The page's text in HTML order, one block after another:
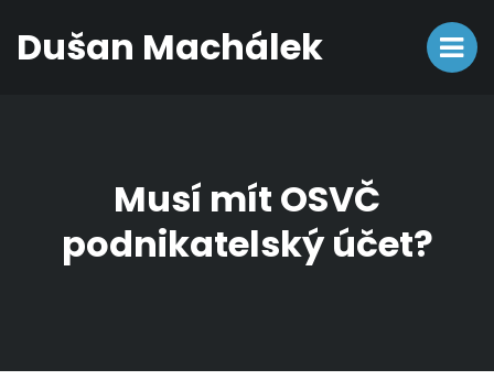
Dušan Machálek
Musí mít OSVČ
podnikatelský účet?